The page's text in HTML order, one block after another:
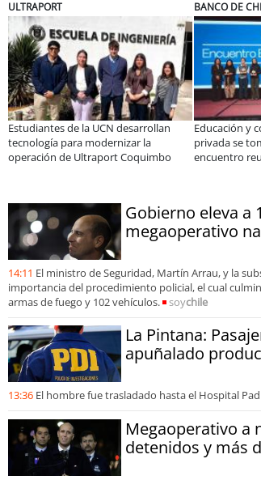
de los
para postular
De una cocina familiar a un
10 personas: el crecimiento de
apoyado por Minera El Abra
Gobierno eleva a
megaoperativo
14:11 El ministro de Seguridad, Martín Arrau, y la
importancia del procedimiento policial, el cual
armas de fuego y 102 vehículos.
soychile
La Pintana:
apuñalado
13:36 El hombre fue trasladado hasta el Hospital
Megaoperativo a
detenidos y más